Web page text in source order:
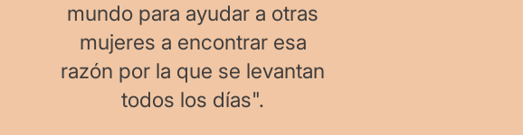
mundo para ayudar a otras
mujeres a encontrar esa
razón por la que se levantan
todos los días".